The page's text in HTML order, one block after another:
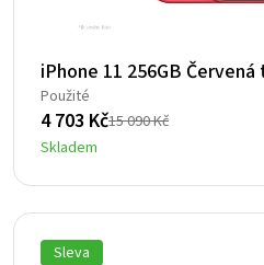
iPhone 11 256GB
Použité
15 090Kč
Původní
cena
byla:
15
090 Kč.
4 703 Kč
Aktuální
cena
je:
4
703 Kč.
Skladem
Sleva